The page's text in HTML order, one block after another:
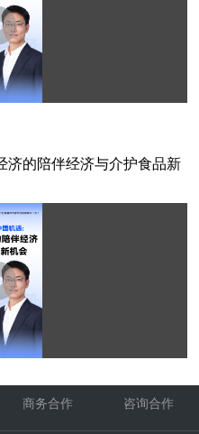
济的陪伴经济与介护食品新
商务合作 咨询合作